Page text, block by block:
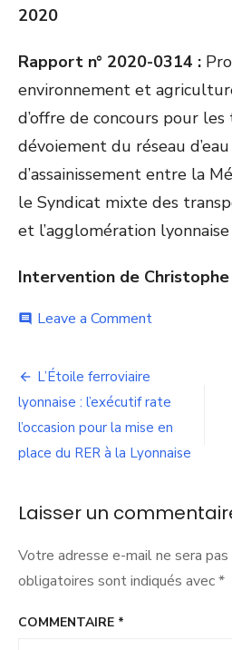
2020
Rapport n° 2020-0314 :
environnement et
d’offre de concours pour
dévoiement du réseau
d’assainissement entre la
le Syndicat mixte des
et l’agglomération
Intervention de
comment Leave a Commenton
SYTRAL
?
Navigation
de
l’article
L’Étoile ferroviaire
lyonnaise : l’exécutif rate
l’occasion pour la mise en
place du RER à la Lyonnaise
Laisser un
Votre adresse e-mail ne sera pas
obligatoires sont indiqués avec*
COMMENTAIRE *